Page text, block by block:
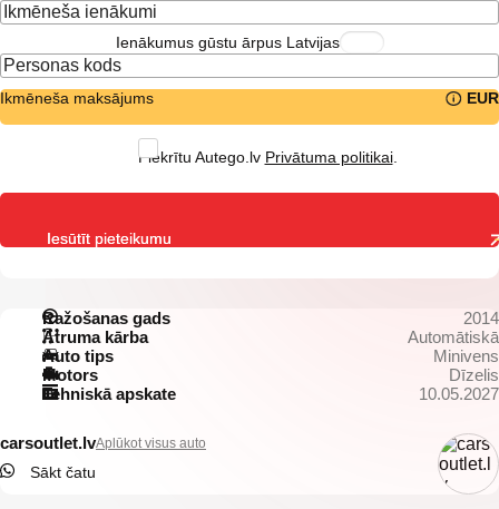
Ienākumus gūstu ārpus Latvijas
Ikmēneša maksājums EUR
Piekrītu Autego.lv Privātuma politikai.
Ražošanas gads
2014
Ātruma kārba
Automātiskā
Auto tips
Minivens
Motors
Dīzelis
Tehniskā apskate
10.05.2027
carsoutlet.lvAplūkot visus auto
Sākt čatu